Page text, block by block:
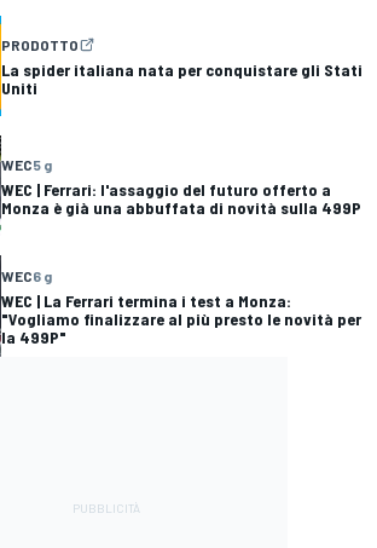
PRODOTTO
La spider italiana nata per conquistare gli Stati
Uniti
WEC5 g
WEC | Ferrari: l'assaggio del futuro offerto a
Monza è già una abbuffata di novità sulla 499P
WEC6 g
WEC | La Ferrari termina i test a Monza:
"Vogliamo finalizzare al più presto le novità per
la 499P"